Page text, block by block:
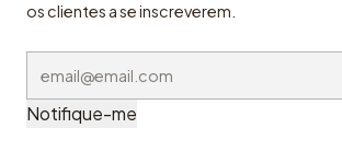
os clientes a se inscreverem.
Notifique-me